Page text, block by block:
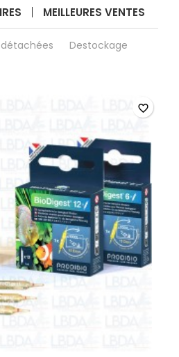
MEILLEURES VENTES
Destockage
favorite_border